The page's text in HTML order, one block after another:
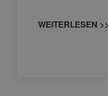
WEITERLESEN >>